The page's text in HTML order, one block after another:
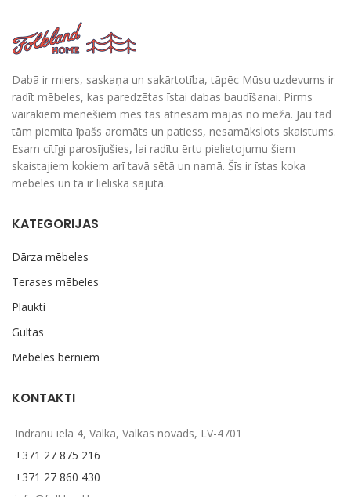
Dabā ir miers, saskaņa un sakārtotība, tāpēc Mūsu uzdevums ir
radīt mēbeles, kas paredzētas īstai dabas baudīšanai. Pirms
vairākiem mēnešiem mēs tās atnesām mājās no meža. Jau tad
tām piemita īpašs aromāts un patiess, nesamākslots skaistums.
Esam cītīgi parosījušies, lai radītu ērtu pielietojumu šiem
skaistajiem kokiem arī tavā sētā un namā. Šīs ir īstas koka
mēbeles un tā ir lieliska sajūta.
KATEGORIJAS
Dārza mēbeles
Terases mēbeles
Plaukti
Gultas
Mēbeles bērniem
KONTAKTI
Indrānu iela 4, Valka, Valkas novads, LV-4701
+371 27 875 216
+371 27 860 430